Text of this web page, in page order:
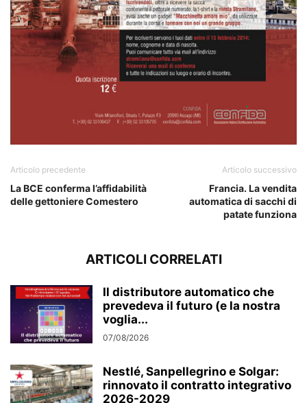
Articolo precedente
La BCE conferma l’affidabilità
delle gettoniere Comestero
Articolo successivo
Francia. La vendita
automatica di sacchi di
patate funziona
ARTICOLI CORRELATI
Il distributore automatico che
prevedeva il futuro (e la nostra
voglia...
07/08/2026
Nestlé, Sanpellegrino e Solgar:
rinnovato il contratto integrativo
2026-2029